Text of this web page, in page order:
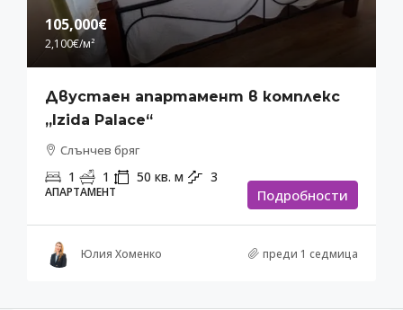
105,000€
2,100€/м²
Двустаен апартамент в комплекс
„Izida Palace“
Слънчев бряг
1 1 50 кв. м 3
АПАРТАМЕНТ Подробности
Юлия Хоменко преди 1 седмица